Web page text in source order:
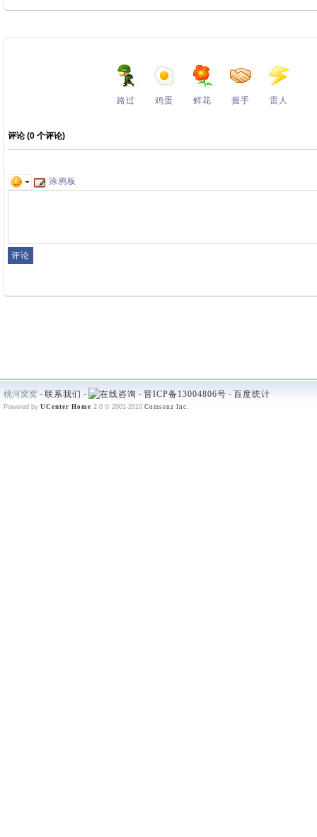
路过 鸡蛋 鲜花 握手 雷人
评论 (0 个评论)
涂鸦板
桃河窝窝 - 联系我们 - - 晋ICP备13004806号 - 百度统计
Powered by UCenter Home 2.0 © 2001-2010 Comsenz Inc.